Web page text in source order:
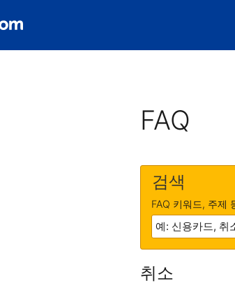
FAQ
검색
FAQ 키워드, 주제
취소